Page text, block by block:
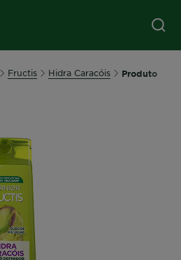
Fructis Hidra Caracóis Produto